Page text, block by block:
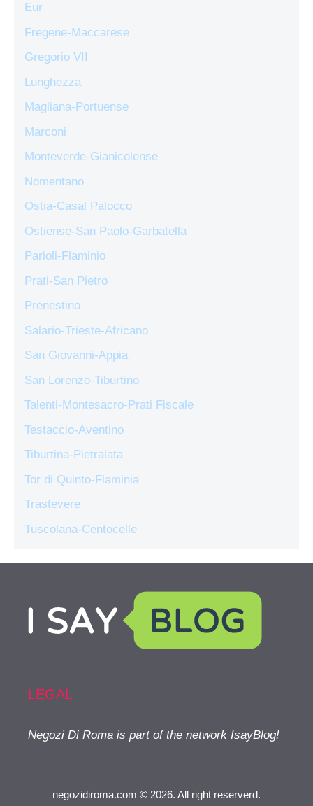
Eur
Fregene-Maccarese
Gregorio VII
Lunghezza
Magliana-Portuense
Marconi
Monteverde-Gianicolense
Nomentano
Ostia-Casal Palocco
Ostiense-San Paolo-Garbatella
Parioli-Flaminio
Prati-San Pietro
Prenestino
Salario-Trieste-Africano
San Giovanni-Appia
San Lorenzo-Tiburtino
Talenti-Montesacro-Prati Fiscale
Testaccio-Aventino
Tiburtina-Pietralata
Tor di Quinto-Flaminia
Trastevere
Tuscolana-Centocelle
LEGAL
Negozi Di Roma is part of the network IsayBlog!
negozidiroma.com © 2026. All right reserverd.